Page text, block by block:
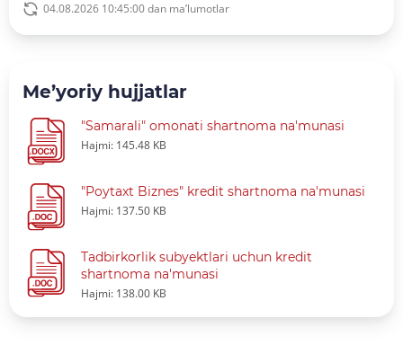
04.08.2026 10:45:00 dan ma’lumotlar
Me’yoriy hujjatlar
"Samarali" omonati shartnoma na'munasi
Hajmi: 145.48 KB
"Poytaxt Biznes" kredit shartnoma na'munasi
Hajmi: 137.50 KB
Tadbirkorlik subyektlari uchun kredit
shartnoma na'munasi
Hajmi: 138.00 KB